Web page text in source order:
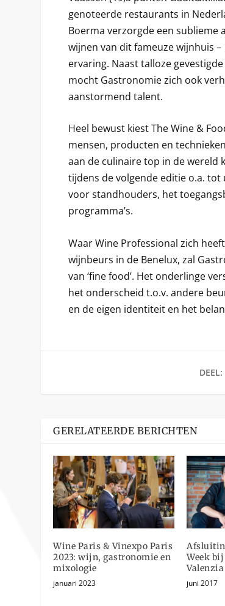
genoteerde restaurants in
Boerma verzorgde een sublieme
wijnen van dit fameuze wijnhuis
ervaring. Naast talloze
mocht Gastronomie zich ook
aanstormend talent.
Heel bewust kiest The Wine &
mensen, producten en
aan de culinaire top in de wereld
tijdens de volgende editie o.a.
voor standhouders, het
programma’s.
Waar Wine Professional zich
wijnbeurs in de Benelux, zal
van ‘fine food’. Het onderlinge
het onderscheid t.o.v. andere
en de eigen identiteit en het
DEEL:
GERELATEERDE BERICHTEN
Wine Paris & Vinexpo Paris
2023: wijn, gastronomie en
mixologie
januari 2023
Week
Valenzia
juni 2017